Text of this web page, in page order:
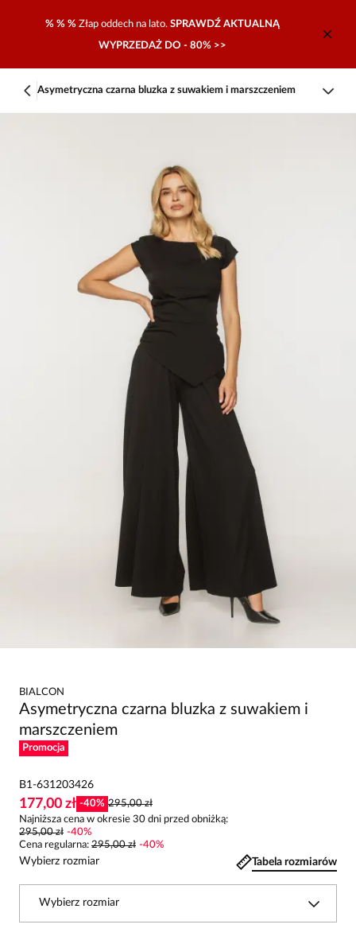
% % % Złap oddech na lato. SPRAWDŹ AKTUALNĄ
WYPRZEDAŻ DO - 80% >>
Asymetryczna czarna bluzka z suwakiem i marszczeniem
BIALCON
Asymetryczna czarna bluzka z suwakiem i
marszczeniem
Promocja
B1-631203426
177,00 zł -40% 295,00 zł
Najniższa cena w okresie 30 dni przed obniżką:
295,00 zł -40%
Cena regularna: 295,00 zł -40%
Wybierz rozmiar Tabela rozmiarów
Wybierz rozmiar